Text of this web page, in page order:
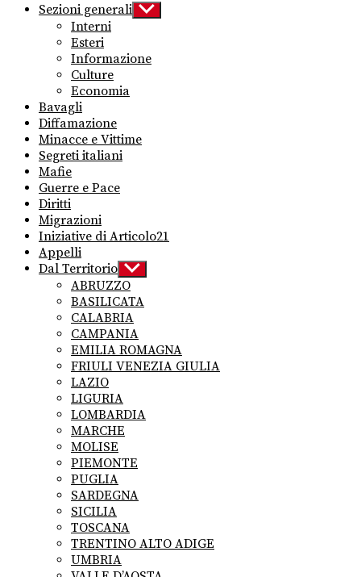
Sezioni generali Show
sub
Interni
Esteri
Informazione
Culture
Economia
Bavagli
Diffamazione
Minacce e Vittime
Segreti italiani
Mafie
Guerre e Pace
Diritti
Migrazioni
Iniziative di Articolo21
Appelli
Dal Territorio Show
sub
menu
ABRUZZO
BASILICATA
CALABRIA
CAMPANIA
EMILIA ROMAGNA
FRIULI VENEZIA GIULIA
LAZIO
LIGURIA
LOMBARDIA
MARCHE
MOLISE
PIEMONTE
PUGLIA
SARDEGNA
SICILIA
TOSCANA
TRENTINO ALTO ADIGE
UMBRIA